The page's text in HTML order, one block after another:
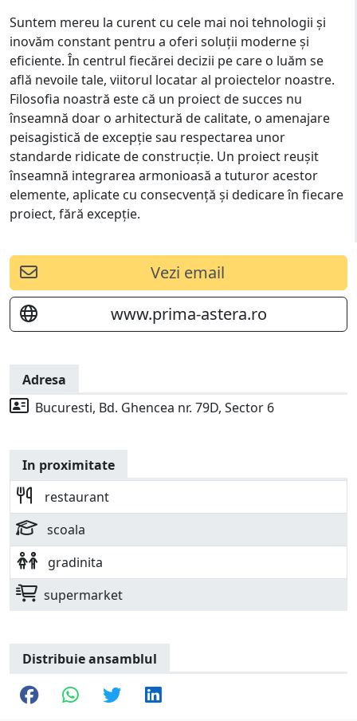
Suntem mereu la curent cu cele mai noi tehnologii și
inovăm constant pentru a oferi soluții moderne și
eficiente. În centrul fiecărei decizii pe care o luăm se
află nevoile tale, viitorul locatar al proiectelor noastre.
Filosofia noastră este că un proiect de succes nu
înseamnă doar o arhitectură de calitate, o amenajare
peisagistică de excepție sau respectarea unor
standarde ridicate de construcție. Un proiect reușit
înseamnă integrarea armonioasă a tuturor acestor
elemente, aplicate cu consecvență și dedicare în fiecare
proiect, fără excepție.
Vezi email
www.prima-astera.ro
Adresa
Bucuresti, Bd. Ghencea nr. 79D, Sector 6
In proximitate
restaurant
scoala
gradinita
supermarket
Distribuie ansamblul